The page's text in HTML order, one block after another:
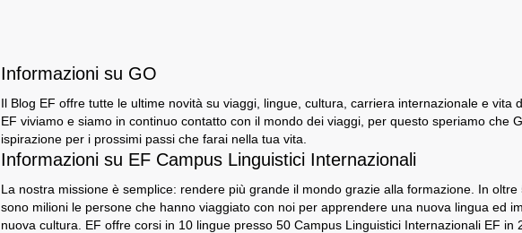
Informazioni su GO
Il Blog EF offre tutte le ultime novità su viaggi, lingue, cultura, carriera internazionale e vita
EF viviamo e siamo in continuo contatto con il mondo dei viaggi, per questo speriamo che
ispirazione per i prossimi passi che farai nella tua vita.
Informazioni su EF Campus Linguistici Internazionali
La nostra missione è semplice: rendere più grande il mondo grazie alla formazione. In oltre
sono milioni le persone che hanno viaggiato con noi per apprendere una nuova lingua ed
nuova cultura. EF offre corsi in 10 lingue presso 50 Campus Linguistici Internazionali EF in